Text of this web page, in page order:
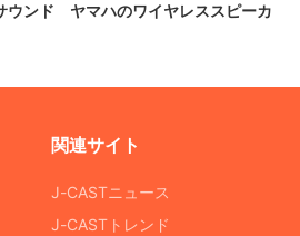
ウンド ヤマハのワイヤレススピーカ
関連サイト
J-CASTニュース
J-CASTトレンド